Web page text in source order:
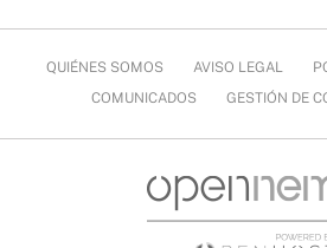
QUIÉNES SOMOS AVISO LEGAL
COMUNICADOS
GESTIÓN DE